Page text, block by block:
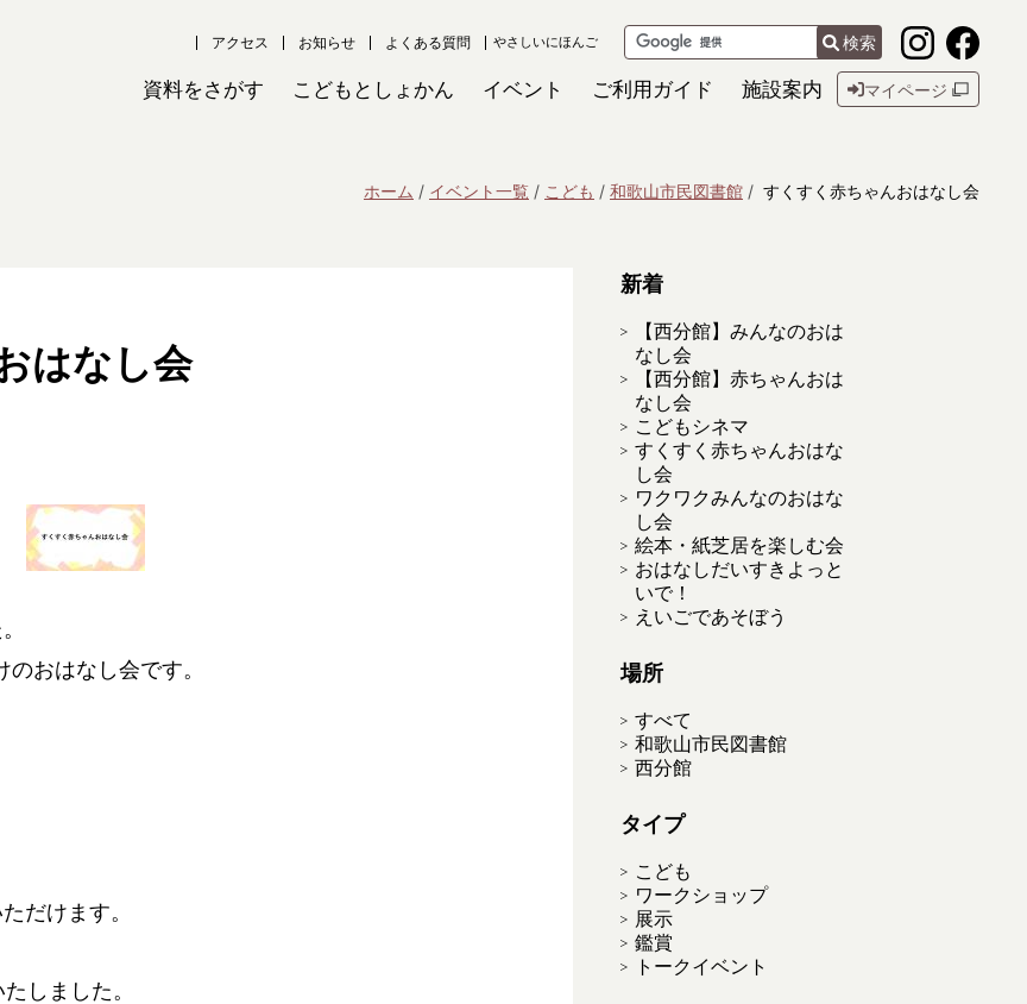
アクセス お知らせ よくある質問 やさしいにほんご 検索
資料をさがす こどもとしょかん イベント ご利用ガイド 施設案内 マイページ
ホーム イベント一覧 こども 和歌山市民図書館 すくすく赤ちゃんおはなし会
はなし会
おはなし会です。
だけます。
しました。
新着
【西分館】みんなのおは
なし会
【西分館】赤ちゃんおは
なし会
こどもシネマ
すくすく赤ちゃんおはな
し会
ワクワクみんなのおはな
し会
絵本・紙芝居を楽しむ会
おはなしだいすきよっと
いで！
えいごであそぼう
場所
すべて
和歌山市民図書館
西分館
タイプ
こども
ワークショップ
展示
鑑賞
トークイベント